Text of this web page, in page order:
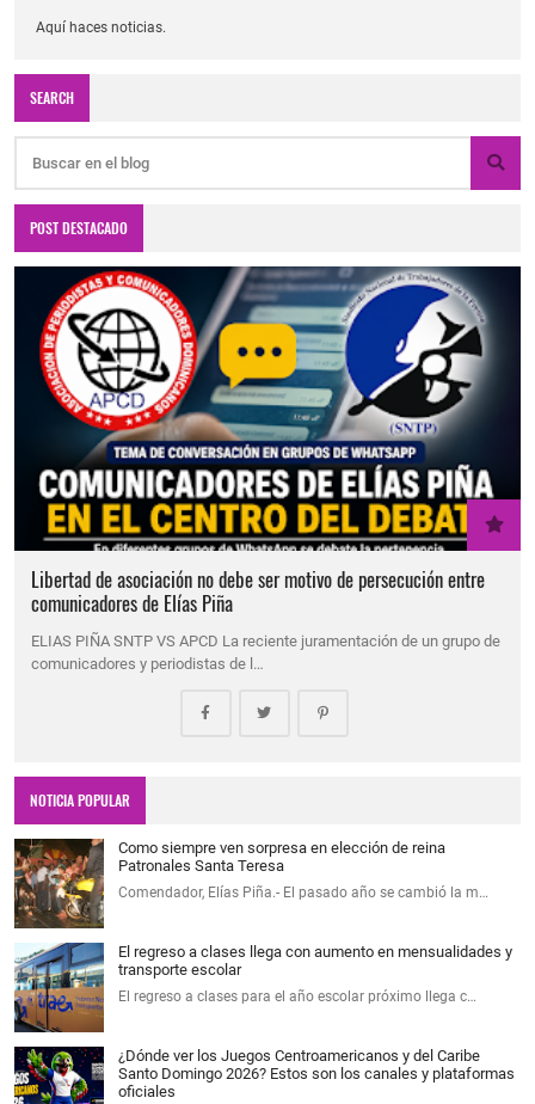
Aquí haces noticias.
SEARCH
POST DESTACADO
Libertad de asociación no debe ser motivo de persecución entre
comunicadores de Elías Piña
ELIAS PIÑA SNTP VS APCD La reciente juramentación de un grupo de
comunicadores y periodistas de l…
NOTICIA POPULAR
Como siempre ven sorpresa en elección de reina
Patronales Santa Teresa
Comendador, Elías Piña.- El pasado año se cambió la m…
El regreso a clases llega con aumento en mensualidades y
transporte escolar
El regreso a clases para el año escolar próximo llega c…
¿Dónde ver los Juegos Centroamericanos y del Caribe
Santo Domingo 2026? Estos son los canales y plataformas
oficiales